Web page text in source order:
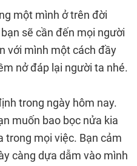
một mình ở trên đời
sẽ cần đến mọi người
với mình một cách đầy
nở đáp lại người ta nhé.
trong ngày hôm nay.
muốn bao bọc nửa kia
trong mọi việc. Bạn cảm
càng dựa dẫm vào mình